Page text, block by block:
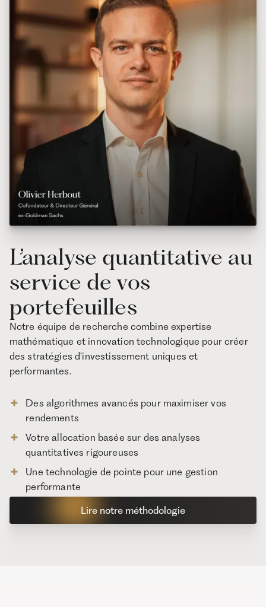
L’analyse quantitative au
service de vos
portefeuilles
Notre équipe de recherche combine expertise
mathématique et innovation technologique pour créer
des stratégies d'investissement uniques et
performantes.
Des algorithmes avancés pour maximiser vos
rendements
Votre allocation basée sur des analyses
quantitatives rigoureuses
Une technologie de pointe pour une gestion
performante
Lire notre méthodologie